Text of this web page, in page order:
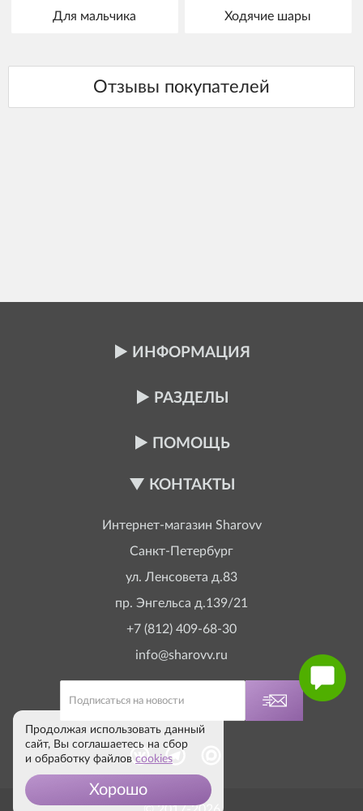
Для мальчика Ходячие шары
ИНФОРМАЦИЯ
РАЗДЕЛЫ
ПОМОЩЬ
КОНТАКТЫ
Интернет-магазин Sharovv
Санкт-Петербург
ул. Ленсовета д.83
пр. Энгельса д.139/21
+7 (812) 409-68-30
info@sharovv.ru
Продолжая использовать данный
сайт, Вы соглашаетесь на сбор
и обработку файлов cookies
Хорошо